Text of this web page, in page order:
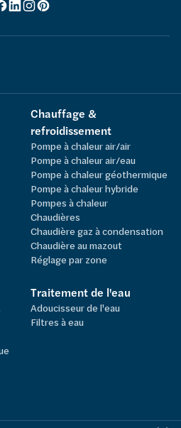
Chauffage &
refroidissement
Pompe à chaleur air/air
Pompe à chaleur air/eau
Pompe à chaleur géothermique
Pompe à chaleur hybride
Pompes à chaleur
Chaudières
Chaudière gaz à condensation
Chaudière au mazout
Réglage par zone
Traitement de l'eau
Adoucisseur de l'eau
Filtres à eau